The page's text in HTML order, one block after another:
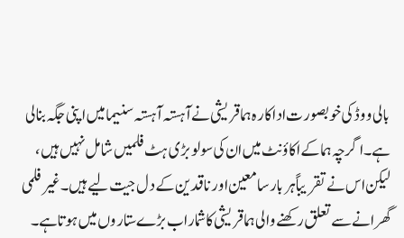
بالی ووڈ کی خوبصورت اداکارہ ہما قریشی نے آہستہ آہستہ سنیما میں اپنی جگہ بنا لی
ہے۔اگرچہ ہما کے اکاؤنٹ میں ان کی سولو بڑی ہٹ فلمیں شامل نہیں ہیں،
لیکن اس نے تقریباً ہر بار سامعین اور ناقدین کے دل جیت لیے ہیں۔غیر فلمی
گھرانے سے تعلق رکھنے والی ہما قریشی کا شمار اب بڑے ستاروں میں ہوتا ہے۔